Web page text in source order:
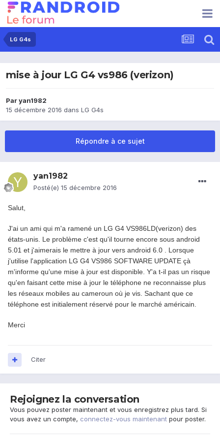
LG G4s
mise à jour LG G4 vs986 (verizon)
Paryan1982
15 décembre 2016 dans LG G4s
Répondre à ce sujet
yan1982
Posté(e) 15 décembre 2016
Salut,
J'ai un ami qui m'a ramené un LG G4 VS986LD(verizon) des
états-unis. Le problème c'est qu'il tourne encore sous android
5.01 et j'aimerais le mettre à jour vers android 6.0 . Lorsque
j'utilise l'application LG G4 VS986 SOFTWARE UPDATE çà
m'informe qu'une mise à jour est disponible. Y'a t-il pas un risque
qu'en faisant cette mise à jour le téléphone ne reconnaisse plus
les réseaux mobiles au cameroun où je vis. Sachant que ce
téléphone est initialement réservé pour le marché américain.
Merci
Citer
Rejoignez la conversation
Vous pouvez poster maintenant et vous enregistrez plus tard. Si
vous avez un compte, connectez-vous maintenant pour poster.